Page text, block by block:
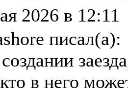
2026 в 12:11
писал(а):
в него